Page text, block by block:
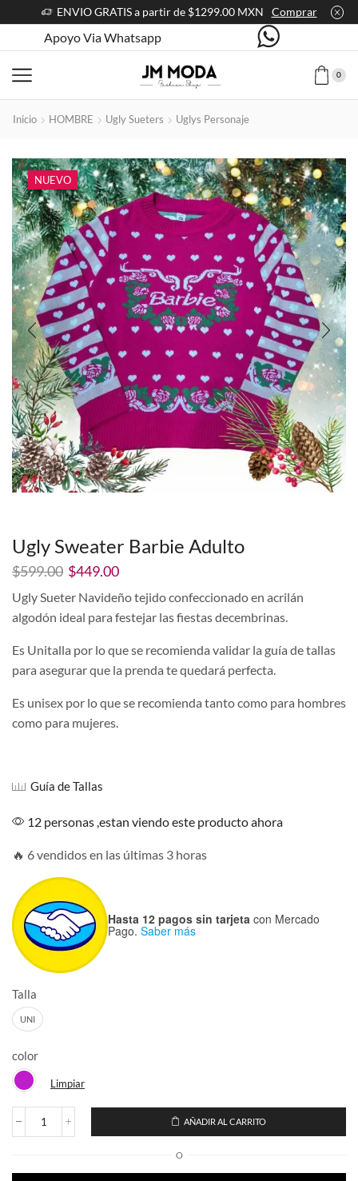
ENVIO GRATIS a partir de $1299.00 MXN Comprar
Apoyo Via Whatsapp
0
Inicio HOMBRE Ugly Sueters Uglys Personaje
NUEVO
Ugly Sweater Barbie Adulto
$599.00 El
original
era:
$449.00El
actual
es:
Ugly Sueter Navideño tejido confeccionado en acrilán
algodón ideal para festejar las fiestas decembrinas.
Es Unitalla por lo que se recomienda validar la guía de tallas
para asegurar que la prenda te quedará perfecta.
Es unisex por lo que se recomienda tanto como para hombres
como para mujeres.
Guía de Tallas
12 personas ,estan viendo este producto ahora
🔥 6 vendidos en las últimas 3 horas
Hasta 12 pagos sin tarjeta con Mercado
Pago. Saber más
Talla
UNI
color
Limpiar
Ugly
Adulto
AÑADIR AL CARRITO
O